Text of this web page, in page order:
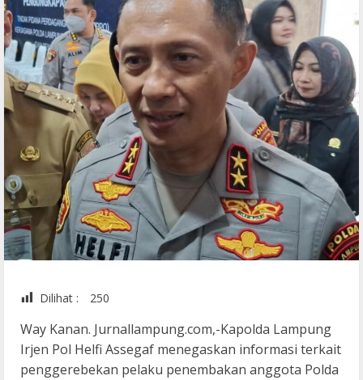
Dilihat : 250
Way Kanan. Jurnallampung.com,-Kapolda Lampung
Irjen Pol Helfi Assegaf menegaskan informasi terkait
penggerebekan pelaku penembakan anggota Polda